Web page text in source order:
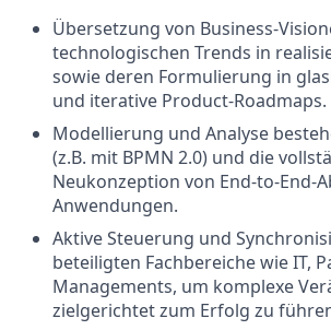
Übersetzung von Business-
technologischen Trends in
sowie deren Formulierung in
und iterative Product-Roadmaps.
Modellierung und Analyse
(z.B. mit BPMN 2.0) und die
Neukonzeption von End-to-End-
Anwendungen.
Aktive Steuerung und
beteiligten Fachbereiche wie IT,
Managements, um komplexe
zielgerichtet zum Erfolg zu